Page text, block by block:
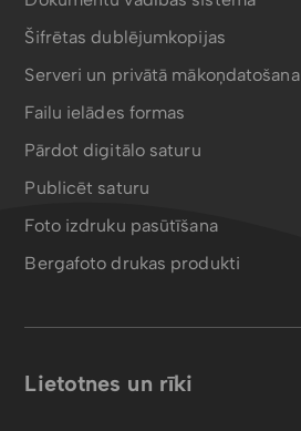
Šifrētas dublējumkopijas
Serveri un privātā mākoņdatošana
Failu ielādes formas
Pārdot digitālo saturu
Publicēt saturu
Foto izdruku pasūtīšana
Bergafoto drukas produkti
Lietotnes un rīki